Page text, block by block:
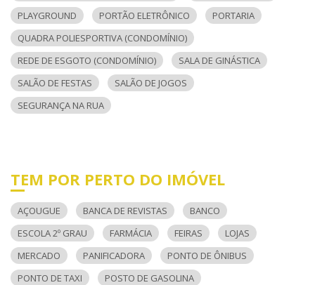
PLAYGROUND
PORTÃO ELETRÔNICO
PORTARIA
QUADRA POLIESPORTIVA (CONDOMÍNIO)
REDE DE ESGOTO (CONDOMÍNIO)
SALA DE GINÁSTICA
SALÃO DE FESTAS
SALÃO DE JOGOS
SEGURANÇA NA RUA
TEM POR PERTO DO IMÓVEL
AÇOUGUE BANCA DE REVISTAS
BANCO
ESCOLA 2º GRAU
FARMÁCIA FEIRAS
LOJAS
MERCADO
PANIFICADORA
PONTO DE ÔNIBUS
PONTO DE TAXI
POSTO DE GASOLINA